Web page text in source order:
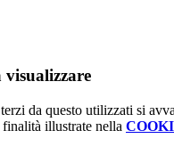
visualizzare
da questo utilizzati si
illustrate nella